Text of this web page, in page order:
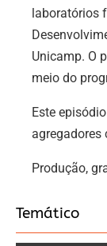
laboratórios
Unicamp. O
meio do
Este
agregadores
Produção,
Temático